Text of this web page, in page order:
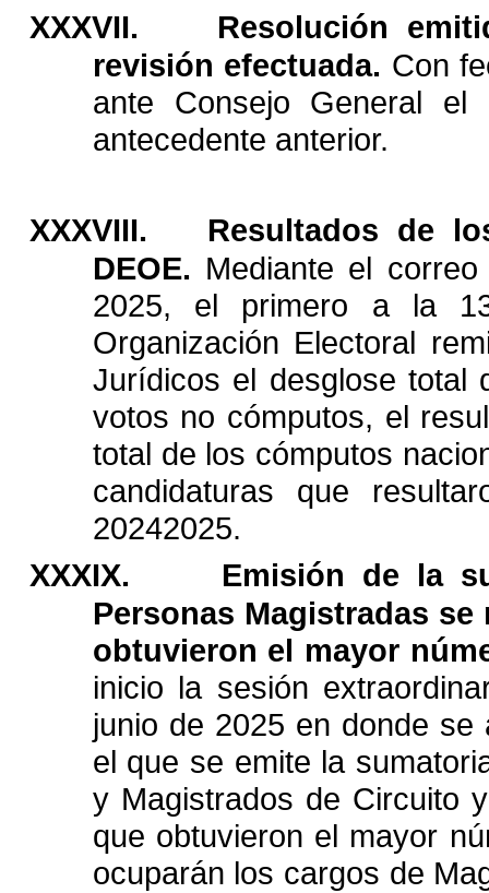
XXXVII.
Resolución
revisión efectuada. Con
ante
Consejo General el
antecedente anterior.
XXXVIII. Resultados de
DEOE. Mediante el correo
2025,
el primero a la
Organización Electoral
Jurídicos el desglose total
votos no cómputos, el
total de los cómputos
candidaturas
que
20242025.
XXXIX.
Emisión de la
Personas Magistradas se
obtuvieron el mayor
inicio la sesión
junio de 2025 en donde se
el que se emite la
y Magistrados de Circuito y
que obtuvieron el mayor
ocuparán los cargos de